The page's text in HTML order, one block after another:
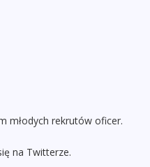
młodych rekrutów oficer.
na Twitterze.